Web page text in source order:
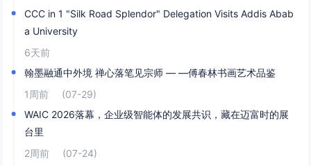
CCC in 1 "Silk Road Splendor" Delegation Visits Addis Abab
a University
6天前
翰墨融通中外境 禅心落笔见宗师 — —傅春林书画艺术品鉴
1周前
(07-29)
WAIC 2026落幕，企业级智能体的发展共识，藏在迈富时的展
台里
2周前
(07-24)